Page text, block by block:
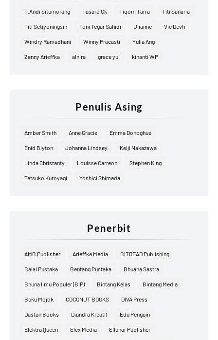
T.Andi Situmorang Tasaro Gk Tiqom Tarra Titi Sanaria
Titi Setiyoningsih Toni Tegar Sahidi Ulianne Vie Devh
Windry Ramadhani Winny Pracasti Yulia Ang
Zenny Arieffka alnira grace yui kinanti WP
Penulis Asing
Amber Smith Anne Gracie Emma Donoghue
Enid Blyton Johanna Lindsey Keiji Nakazawa
Linda Christanty Louisse Carreon Stephen King
Tetsuko Kuroyagi Yoshici Shimada
Penerbit
AMB Publisher Arieffka Media BITREAD Publishing
Balai Pustaka Bentang Pustaka Bhuana Sastra
Bhuna Ilmu Populer (BIP) Bintang Kelas Bintang Media
Buku Mojok COCONUT BOOKS DIVA Press
Dastan Books Diandra Kreatif Edu Penguin
Elektra Queen Elex Media Ellunar Publisher